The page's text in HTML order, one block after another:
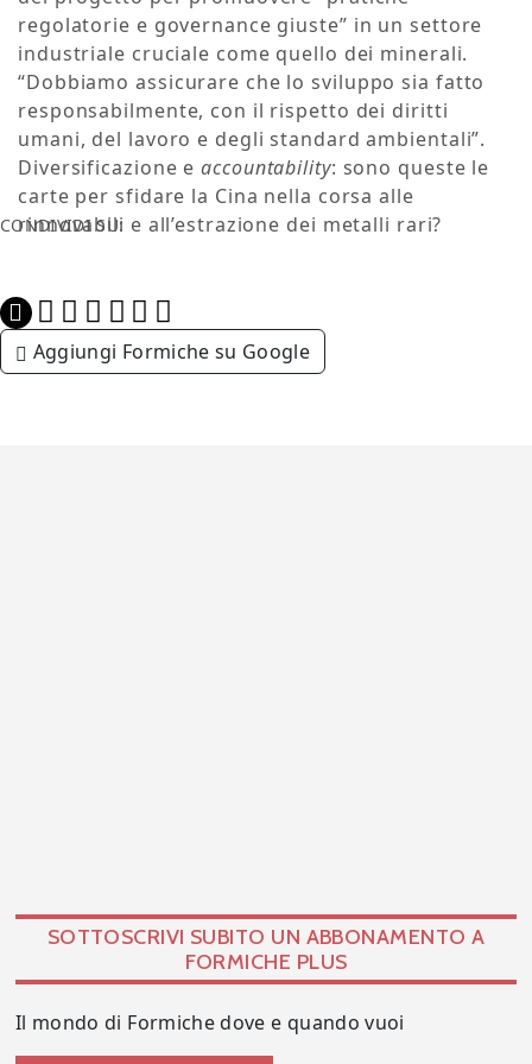
regolatorie e governance giuste” in un settore
industriale cruciale come quello dei minerali.
“Dobbiamo assicurare che lo sviluppo sia fatto
responsabilmente, con il rispetto dei diritti
umani, del lavoro e degli standard ambientali”.
Diversificazione eaccountability: sono queste le
carte per sfidare la Cina nella corsa alle
rinnovabili e all’estrazione dei metalli rari?
CONDIVIDI SU:
Aggiungi Formiche su Google
SOTTOSCRIVI SUBITO UN ABBONAMENTO A
FORMICHE PLUS
Il mondo di Formiche dove e quando vuoi